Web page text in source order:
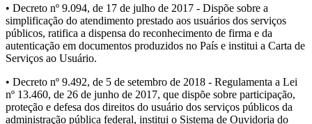
• Decreto nº 9.094, de 17 de julho de 2017 - Dispõe sobre a
simplificação do atendimento prestado aos usuários dos serviços
públicos, ratifica a dispensa do reconhecimento de firma e da
autenticação em documentos produzidos no País e institui a Carta de
Serviços ao Usuário.
• Decreto nº 9.492, de 5 de setembro de 2018 - Regulamenta a Lei
nº 13.460, de 26 de junho de 2017, que dispõe sobre participação,
proteção e defesa dos direitos do usuário dos serviços públicos da
administração pública federal, institui o Sistema de Ouvidoria do